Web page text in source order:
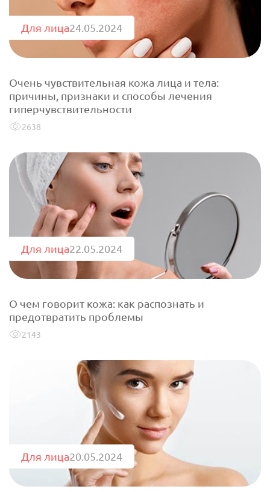
Губы
Чаи травяные
Товары для путешествий
Сопутствующие товары
Команда
Доставка
Акции
Контакты
Для лица24.05.2024
Очень чувствительная кожа лица и тела:
причины, признаки и способы лечения
гиперчувствительности
2638
Для лица22.05.2024
О чем говорит кожа: как распознать и
предотвратить проблемы
2143
Для лица20.05.2024